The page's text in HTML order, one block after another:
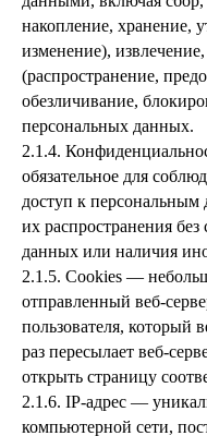
накопление, хранение,
изменение),
(распространение,
обезличивание,
персональных данных.
2.1.4.
обязательное для
доступ к персональным
их распространения без
данных или наличия
2.1.5. Cookies —
отправленный веб-
пользователя, который
раз пересылает веб-
открыть страницу
2.1.6. IP-адрес —
компьютерной сети,